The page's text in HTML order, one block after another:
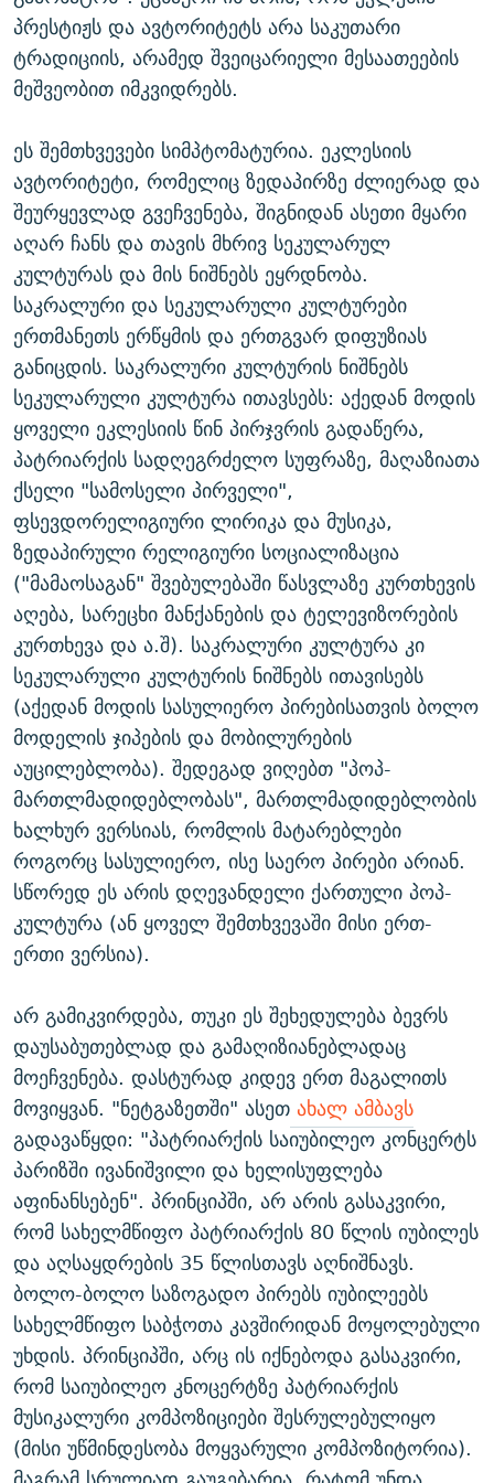
პრესტიჟს და ავტორიტეტს არა საკუთარი
ტრადიციის, არამედ შვეიცარიელი მესაათეების
მეშვეობით იმკვიდრებს.
ეს შემთხვევები სიმპტომატურია. ეკლესიის
ავტორიტეტი, რომელიც ზედაპირზე ძლიერად და
შეურყევლად გვეჩვენება, შიგნიდან ასეთი მყარი
აღარ ჩანს და თავის მხრივ სეკულარულ
კულტურას და მის ნიშნებს ეყრდნობა.
საკრალური და სეკულარული კულტურები
ერთმანეთს ერწყმის და ერთგვარ დიფუზიას
განიცდის. საკრალური კულტურის ნიშნებს
სეკულარული კულტურა ითავსებს: აქედან მოდის
ყოველი ეკლესიის წინ პირჯვრის გადაწერა,
პატრიარქის სადღეგრძელო სუფრაზე, მაღაზიათა
ქსელი "სამოსელი პირველი",
ფსევდორელიგიური ლირიკა და მუსიკა,
ზედაპირული რელიგიური სოციალიზაცია
("მამაოსაგან" შვებულებაში წასვლაზე კურთხევის
აღება, სარეცხი მანქანების და ტელევიზორების
კურთხევა და ა.შ). საკრალური კულტურა კი
სეკულარული კულტურის ნიშნებს ითავისებს
(აქედან მოდის სასულიერო პირებისათვის ბოლო
მოდელის ჯიპების და მობილურების
აუცილებლობა). შედეგად ვიღებთ "პოპ-
მართლმადიდებლობას", მართლმადიდებლობის
ხალხურ ვერსიას, რომლის მატარებლები
როგორც სასულიერო, ისე საერო პირები არიან.
სწორედ ეს არის დღევანდელი ქართული პოპ-
კულტურა (ან ყოველ შემთხვევაში მისი ერთ-
ერთი ვერსია).
არ გამიკვირდება, თუკი ეს შეხედულება ბევრს
დაუსაბუთებლად და გამაღიზიანებლადაც
მოეჩვენება. დასტურად კიდევ ერთ მაგალითს
მოვიყვან. "ნეტგაზეთში" ასეთ ახალ ამბავს
გადავაწყდი: "პატრიარქის საიუბილეო კონცერტს
პარიზში ივანიშვილი და ხელისუფლება
აფინანსებენ". პრინციპში, არ არის გასაკვირი,
რომ სახელმწიფო პატრიარქის 80 წლის იუბილეს
და აღსაყდრების 35 წლისთავს აღნიშნავს.
ბოლო-ბოლო საზოგადო პირებს იუბილეებს
სახელმწიფო საბჭოთა კავშირიდან მოყოლებული
უხდის. პრინციპში, არც ის იქნებოდა გასაკვირი,
რომ საიუბილეო კნოცერტზე პატრიარქის
მუსიკალური კომპოზიციები შესრულებულიყო
(მისი უწმინდესობა მოყვარული კომპოზიტორია).